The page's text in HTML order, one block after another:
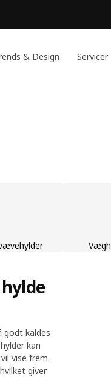
& Design Servicer
godt kaldes
kan
vise frem.
giver